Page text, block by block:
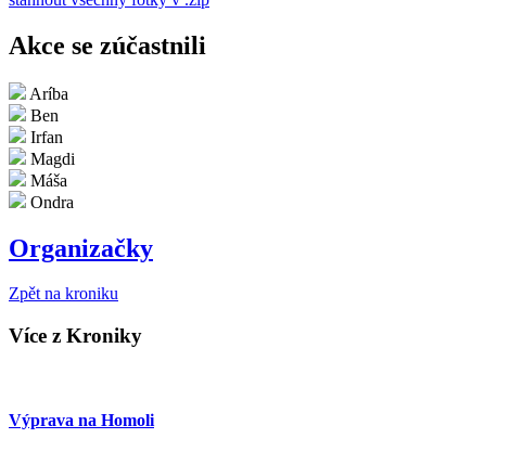
Akce se zúčastnili
Aríba
Ben
Irfan
Magdi
Máša
Ondra
Organizačky
Zpět na kroniku
Více z Kroniky
Výprava na Homoli